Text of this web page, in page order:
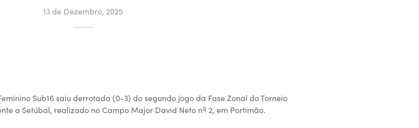
13 de Dezembro, 2025
Sub16 saiu derrotada (0-3) do segundo jogo da Fase Zonal do Torneio
a Setúbal, realizado no Campo Major David Neto nº 2, em Portimão.